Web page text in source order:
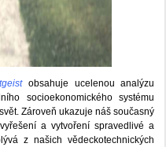
obsahuje ucelenou analýzu
socioekonomického systému
Zároveň ukazuje náš současný
a vytvoření spravedlivé a
z našich vědeckotechnických